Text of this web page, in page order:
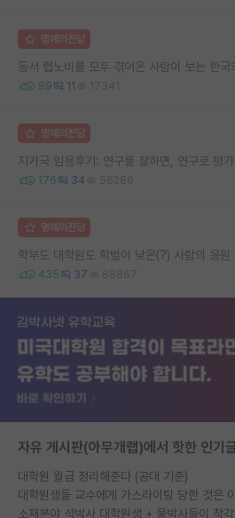
명예의전당
89 11 17341
명예의전당
지거국 임용후기: 연구를 잘하면, 연구로 평가
176 34 56286
명예의전당
학부도 대학원도 학벌이 낮은(?) 사람의 응원
435 37 88867
자유 게시판(아무개랩)에서 핫한 인기
대학원 월급 정리해준다 (공대 기준)
소재분야 석박사 대학원생 + 물박사들이 착각